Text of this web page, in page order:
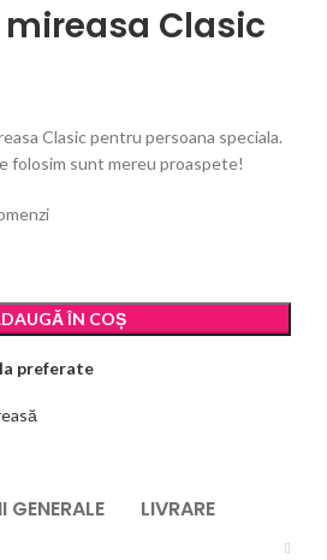
Clasic
Clasic pentru persoana speciala.
folosim sunt mereu proaspete!
ÎN COȘ
preferate
GENERALE LIVRARE